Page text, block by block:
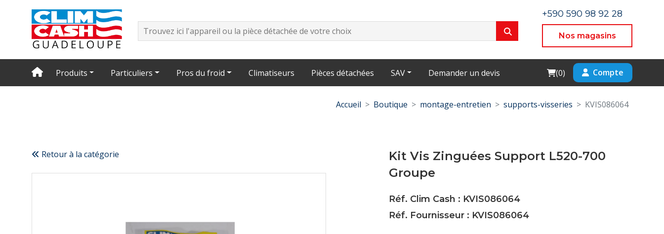
+590 590 98 92 28
Nos magasins
Produits Particuliers Pros du froid Climatiseurs Pièces détachées SAV Demander un devis Cart
(0) Compte
Accueil Boutique montage-entretien supports-visseries KVIS086064
Retour à la catégorie
Kit Vis Zinguées Support L520-700
Groupe
Réf. Clim Cash : KVIS086064
Réf. Fournisseur : KVIS086064